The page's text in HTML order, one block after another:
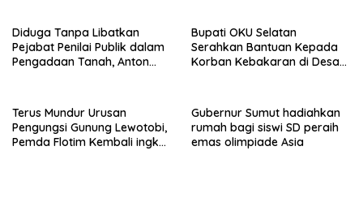
Diduga Tanpa Libatkan
Pejabat Penilai Publik dalam
Pengadaan Tanah, Anton
Bupati OKU Selatan
Serahkan Bantuan Kepada
Korban Kebakaran di Desa
Terus Mundur Urusan
Pengungsi Gunung Lewotobi,
Pemda Flotim Kembali ingkar
Gubernur Sumut hadiahkan
rumah bagi siswi SD peraih
emas olimpiade Asia